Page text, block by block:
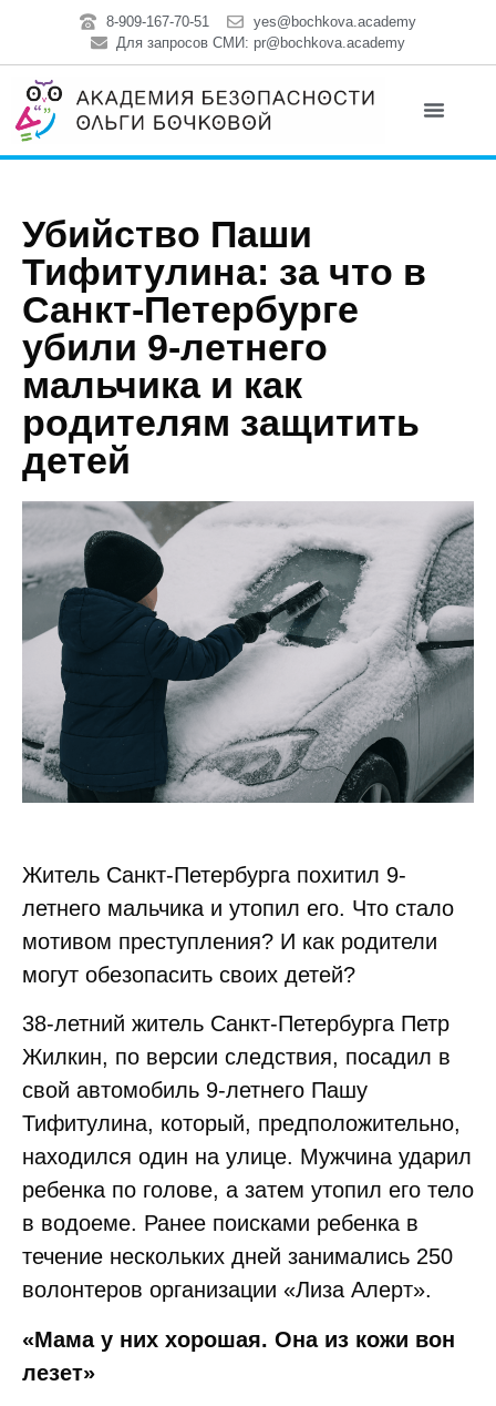
8-909-167-70-51
yes@bochkova.academy
Для запросов СМИ: pr@bochkova.academy
Убийство Паши
Тифитулина: за что в
Санкт-Петербурге
убили 9-летнего
мальчика и как
родителям защитить
детей
Житель Санкт-Петербурга похитил 9-
летнего мальчика и утопил его. Что стало
мотивом преступления? И как родители
могут обезопасить своих детей?
38-летний житель Санкт-Петербурга Петр
Жилкин, по версии следствия, посадил в
свой автомобиль 9-летнего Пашу
Тифитулина, который, предположительно,
находился один на улице. Мужчина ударил
ребенка по голове, а затем утопил его тело
в водоеме. Ранее поисками ребенка в
течение нескольких дней занимались 250
волонтеров организации «Лиза Алерт».
«Мама у них хорошая. Она из кожи вон
лезет»